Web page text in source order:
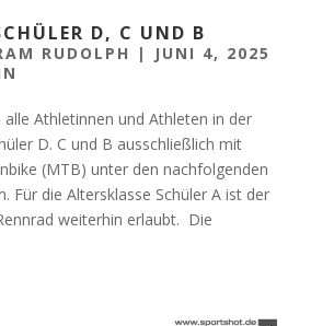
D, C UND B
RUDOLPH |
JUNI 4, 2025
Athletinnen und Athleten in der
D. C und B ausschließlich mit
(MTB) unter den nachfolgenden
Für die Altersklasse Schüler A ist der
weiterhin erlaubt. Die